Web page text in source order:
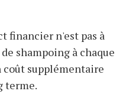
financier n'est pas à
shampoing à chaque
coût supplémentaire
terme.